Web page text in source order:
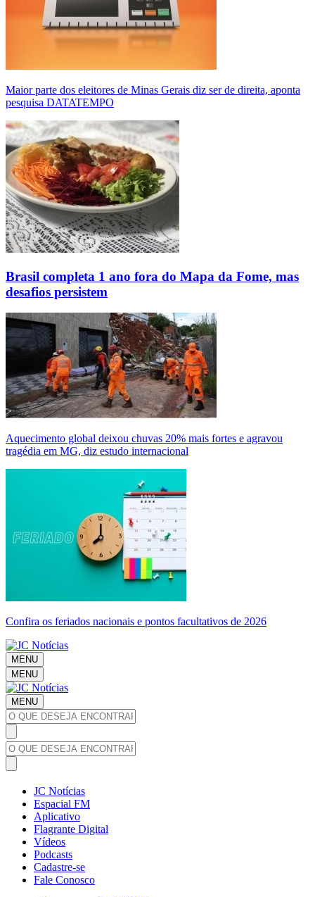
Maior parte dos eleitores de Minas Gerais diz ser de direita, aponta
pesquisa DATATEMPO
Brasil completa 1 ano fora do Mapa da Fome, mas
desafios persistem
Aquecimento global deixou chuvas 20% mais fortes e agravou
tragédia em MG, diz estudo internacional
Confira os feriados nacionais e pontos facultativos de 2026
MENU
MENU
MENU
JC Notícias
Espacial FM
Aplicativo
Flagrante Digital
Vídeos
Podcasts
Cadastre-se
Fale Conosco